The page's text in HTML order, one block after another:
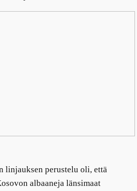
linjauksen perustelu oli, että
albaaneja länsimaat